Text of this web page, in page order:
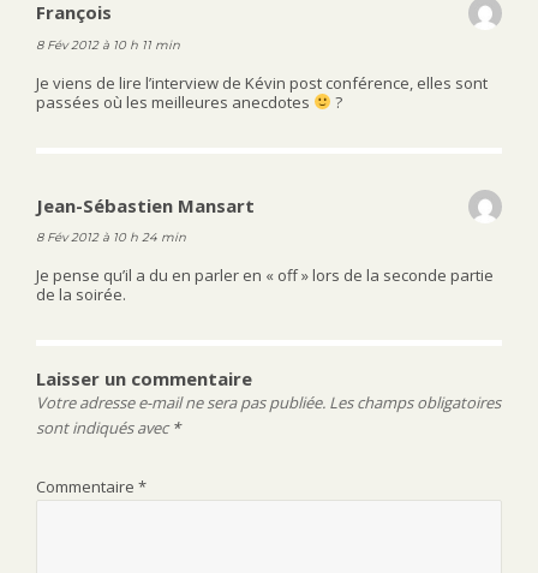
François
8 Fév 2012 à 10 h 11 min
Je viens de lire l’interview de Kévin post conférence, elles sont
passées où les meilleures anecdotes
?
Jean-Sébastien Mansart
8 Fév 2012 à 10 h 24 min
Je pense qu’il a du en parler en « off » lors de la seconde partie
de la soirée.
Laisser un commentaire
Votre adresse e-mail ne sera pas publiée. Les champs obligatoires
sont indiqués avec*
Commentaire *